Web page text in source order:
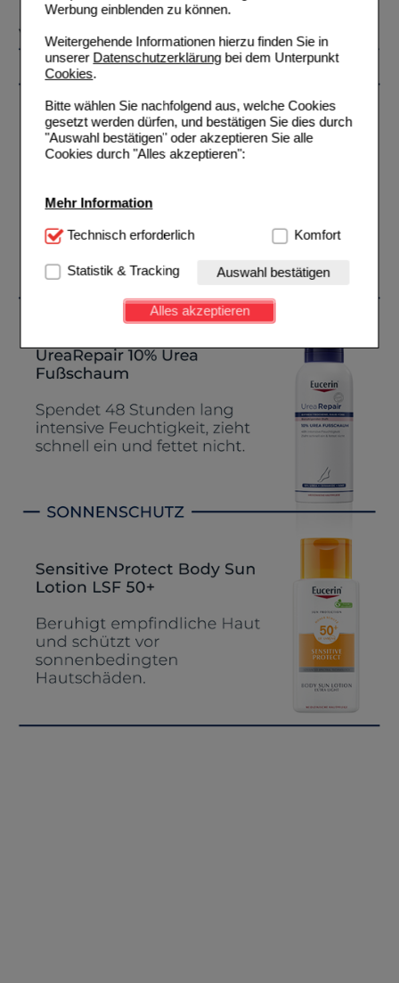
Werbung einblenden zu können.
Weitergehende Informationen hierzu finden Sie in
unserer Datenschutzerklärungbei dem Unterpunkt
Cookies.
Bitte wählen Sie nachfolgend aus, welche Cookies
gesetzt werden dürfen, und bestätigen Sie dies durch
"Auswahl bestätigen" oder akzeptieren Sie alle
Cookies durch "Alles akzeptieren":
Mehr Information
Technisch Notwendig:Hierbei handelt es sich um
Website notwendig sind (z.B. Navigation, Warenkorb,
Kundenkonto), weshalb auf diese nicht verzichtet
werden kann.
Einkaufserlebnis noch ansprechender zu gestalten,
beispielsweise für die Wiedererkennung des
Besuchers oder unsere Seite an bevorzugte
anzupassen. Komfort-Cookies ermöglichen es uns
auch auf Ihre Bedürfnisse zugeschrittene Inhalte
anzuzeigen und unser Partnerprogramm zu
Informationen über die Art und Weise der Nutzung
Website weiter für Sie optimieren können, den Inhalt
Drittseiten möglichst relevant für Sie zu gestalten.
Bitte beachten Sie, dass Daten hierfür teilweise an
übertragen werden.
Technisch erforderlich Komfort
Statistik & Tracking Auswahl bestätigen
Alles akzeptieren